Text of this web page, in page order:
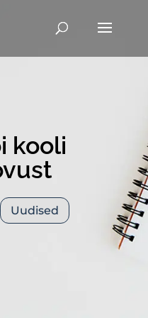
kooli
Uudised